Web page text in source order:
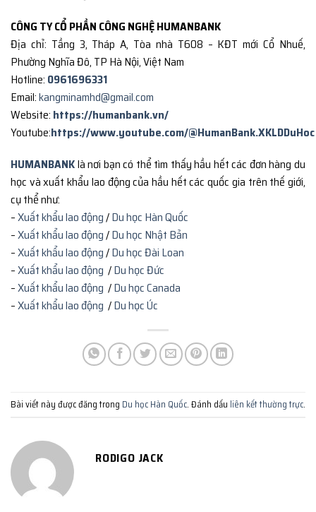
CÔNG TY CỔ PHẦN CÔNG NGHỆ HUMANBANK
Địa chỉ: Tầng 3, Tháp A, Tòa nhà T608 – KĐT mới Cổ Nhuế,
Phường Nghĩa Đô, TP Hà Nội, Việt Nam
Hotline: 0961696331
Email:kangminamhd@gmail.com
Website: https://humanbank.vn/
Youtube:https://www.youtube.com/@HumanBank.XKLDDuHoc
HUMANBANKlà nơi bạn có thể tìm thấy hầu hết các đơn hàng du
học và xuất khẩu lao động của hầu hết các quốc gia trên thế giới,
cụ thể như:
–Xuất khẩu lao động/Du học Hàn Quốc
–Xuất khẩu lao động/Du học Nhật Bản
–Xuất khẩu lao động/Du học Đài Loan
–Xuất khẩu lao động /Du học Đức
–Xuất khẩu lao động /Du học Canada
–Xuất khẩu lao động /Du học Úc
Bài viết này được đăng trong Du học Hàn Quốc. Đánh dấu liên kết thường trực.
RODIGO JACK